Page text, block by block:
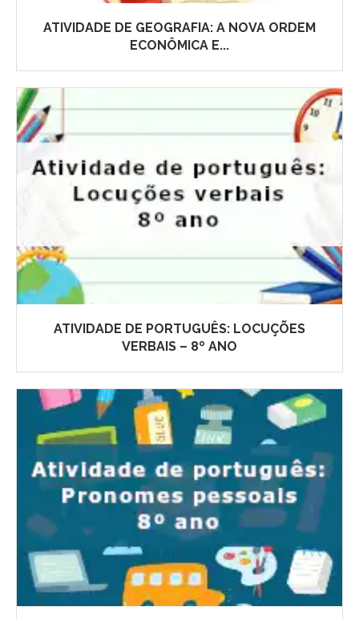
ATIVIDADE DE GEOGRAFIA: A NOVA ORDEM
ECONÔMICA E...
ATIVIDADE DE PORTUGUÊS: LOCUÇÕES
VERBAIS – 8º ANO